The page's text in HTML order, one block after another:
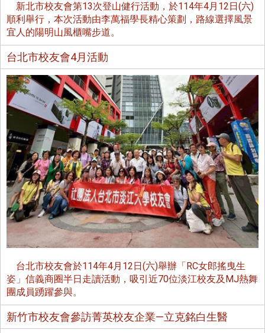
新北市校友會第13次登山健行活動，於114年4月12日(六)
順利舉行，本次活動由李萬福學長精心策劃，路線選擇風景
宜人的陽明山風櫃嘴步道。
台北市校友會4月活動
台北市校友會於114年4月12日(六)舉辦「RC女郎搖曳生
姿」信義商圈半日走讀活動，吸引近70位淡江校友及MJ熱舞
團成員踴躍參與。
新竹市校友會參訪菁英校友企業—立克銘白生醫